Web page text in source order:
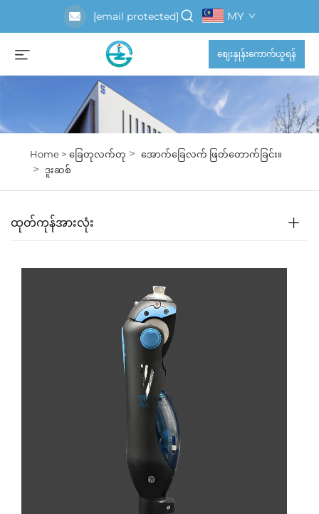
[email protected] MY
စျေးနှုန်းကောက်ယူရန်
Home > ခြေတုလက်တု > အောက်ခြေလက် ဖြတ်တောက်ခြင်း။
> ဒူးဆစ်
ထုတ်ကုန်အားလုံး